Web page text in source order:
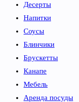
Десерты
Напитки
Соусы
Блинчики
Брускетты
Канапе
Мебель
Аренда посуды